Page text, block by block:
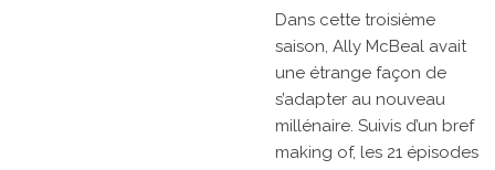
Dans cette troisième
saison, Ally McBeal avait
une étrange façon de
s’adapter au nouveau
millénaire. Suivis d’un bref
making of, les 21 épisodes